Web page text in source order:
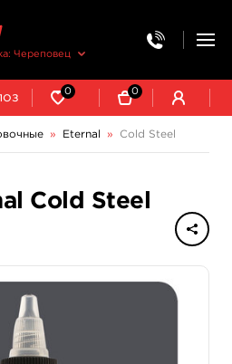
Череповец
0 0
» Eternal » Cold Steel
Cold Steel